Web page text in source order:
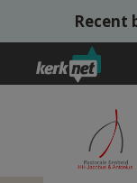
Overslaan en naar
Recent